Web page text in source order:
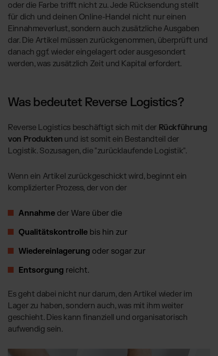
oder die Farbe trifft nicht zu. Jede Rücksendung stellt
für dich und deinen Online-Handel nicht nur einen
Einnahmeverlust, sondern auch zusätzliche Ausgaben
dar. Die Artikel müssen zurückgenommen, überprüft und
danach ggf. wieder eingelagert oder ausgesondert
werden, was zusätzlich Zeit und Kapital erfordert.
Was bedeutet Reverse Logistics?
Reverse Logistics beschäftigt sich mit der Rückführung
von Produkten und ist somit ein Bestandteil der
Logistik. Sozusagen, die "zurücklaufende Logistik".
Wenn ein Artikel zurückgeschickt wird, beginnt ein
komplizierter Prozess, der von der
Annahme der Ware über die
Qualitätskontrolle bis hin zur
Wiedereinlagerung oder sogar zur
Entsorgung reicht.
Es geht dabei nicht nur darum, den Artikel wieder im
Lager zu haben, sondern auch, was mit ihm weiter
geschieht. Dies kann finanziell und organisatorisch
aufwendig sein.